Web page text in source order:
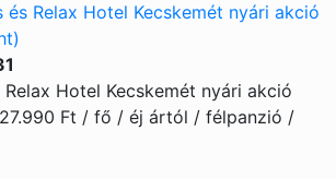
Relax Hotel Kecskemét nyári akció
Hotel Kecskemét nyári akció
Ft / fő / éj ártól / félpanzió /